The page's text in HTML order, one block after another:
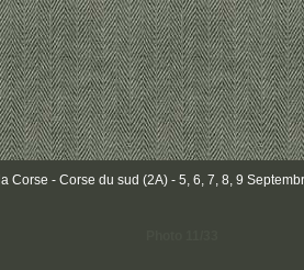
- Corse du sud (2A) - 5, 6, 7, 8, 9